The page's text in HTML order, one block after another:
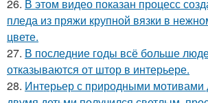
26. В этом видео показан процесс
пледа из пряжи крупной вязки в
цвете.
27. В последние годы всё больше
отказываются от штор в интерьере.
28. Интерьер с природными мотивами